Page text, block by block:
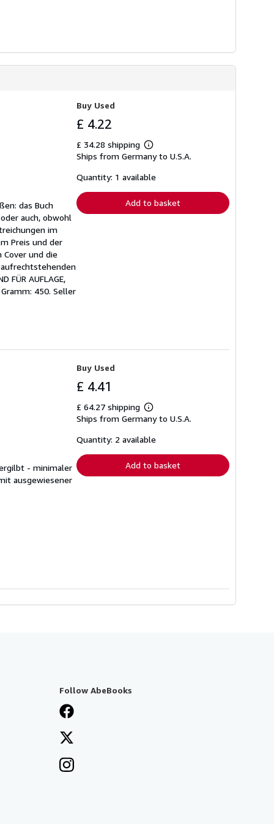
das Buch
auch, obwohl
im
Preis und der
Cover und die
aufrechtstehenden
FÜR AUFLAGE,
Gramm: 450. Seller
Buy Used
£ 4.22
£ 34.28 shipping
Learn
more
shipping
Ships from Germany to U.S.A.
Quantity: 1 available
Add to basket
- minimaler
ausgewiesener
Buy Used
£ 4.41
£ 64.27 shipping
Learn
more
shipping
Ships from Germany to U.S.A.
Quantity: 2 available
Add to basket
Follow AbeBooks